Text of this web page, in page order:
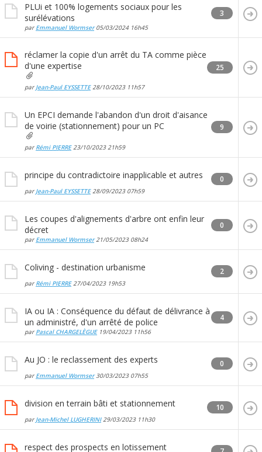
PLUi et 100% logements sociaux pour les
surélévations
par Emmanuel Wormser05/03/2024 16h45
3
réclamer la copie d'un arrêt du TA comme pièce
d'une expertise
par Jean-Paul EYSSETTE28/10/2023 11h57
25
Un EPCI demande l'abandon d'un droit d'aisance
de voirie (stationnement) pour un PC
par Rémi PIERRE23/10/202321h59
9
principe du contradictoire inapplicable et autres
par Jean-Paul EYSSETTE28/09/2023 07h59
0
Les coupes d'alignements d'arbre ont enfin leur
décret
par Emmanuel Wormser21/05/2023 08h24
0
Coliving - destination urbanisme
par Rémi PIERRE27/04/2023 19h53
2
IA ou IA : Conséquence du défaut de délivrance à
un administré, d'un arrêté de police
par Pascal CHARGELÈGUE19/04/2023 11h56
4
Au JO : le reclassement des experts
par Emmanuel Wormser30/03/2023 07h55
0
division en terrain bâti et stationnement
par Jean-Michel LUGHERINI29/03/2023 11h30
10
respect des prospects en lotissement